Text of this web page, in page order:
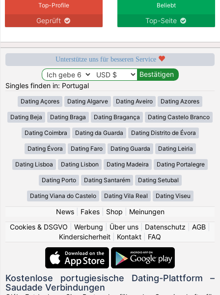
Top-Profile
Geprüft
Beliebt
Top-Seite
Unterstütze uns für besseren Service
Singles finden in: Portugal
Dating Açores Dating Algarve Dating Aveiro Dating Azores
Dating Beja Dating Braga Dating Bragança Dating Castelo Branco
Dating Coimbra Dating da Guarda Dating Distrito de Évora
Dating Évora Dating Faro Dating Guarda Dating Leiria
Dating Lisboa Dating Lisbon Dating Madeira Dating Portalegre
Dating Porto Dating Santarém Dating Setubal
Dating Viana do Castelo Dating Vila Real Dating Viseu
News| Fakes| Shop
Meinungen
Cookies & DSGVO
Werbung Über uns Datenschutz AGB
Kindersicherheit
Kontakt FAQ
Kostenlose portugiesische Dating-Plattform –
Saudade Verbindungen